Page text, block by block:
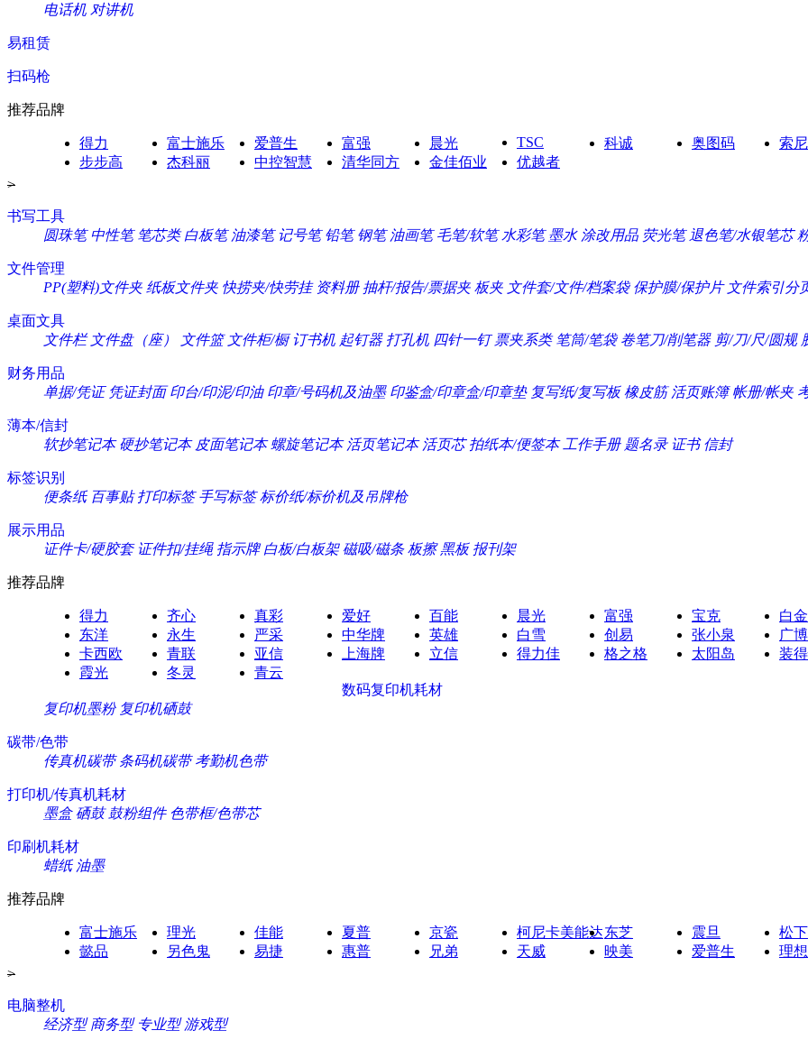
电话机 对讲机
易租赁
扫码枪
推荐品牌
得力 富士施乐 爱普生 富强 晨光 TSC 科诚 奥图码 索尼
步步高
杰科丽 中控智慧 清华同方 金佳佰业 优越者
>
书写工具
圆珠笔 中性笔 笔芯类 白板笔 油漆笔 记号笔 铅笔 钢笔 油画笔 毛笔/软笔 水彩笔 墨水 涂改用品 荧光笔 退色笔/水银笔芯
文件管理
PP(塑料)文件夹 纸板文件夹 快捞夹/快劳挂 资料册 抽杆/报告/票据夹 板夹 文件套/文件/档案袋 保护膜/保护片 文件索引分
桌面文具
文件栏 文件盘（座） 文件篮 文件柜/橱 订书机 起钉器 打孔机 四针一钉 票夹系类 笔筒/笔袋 卷笔刀/削笔器 剪/刀/尺/圆规
财务用品
单据/凭证 凭证封面 印台/印泥/印油 印章/号码机及油墨 印鉴盒/印章盒/印章垫 复写纸/复写板 橡皮筋 活页账簿 帐册/帐夹
薄本/信封
软抄笔记本 硬抄笔记本 皮面笔记本 螺旋笔记本 活页笔记本 活页芯 拍纸本/便签本 工作手册 题名录 证书 信封
标签识别
便条纸 百事贴 打印标签 手写标签 标价纸/标价机及吊牌枪
展示用品
证件卡/硬胶套 证件扣/挂绳 指示牌 白板/白板架 磁吸/磁条 板擦 黑板 报刊架
推荐品牌
得力 齐心 真彩 爱好 百能 晨光 富强 宝克 白金
东洋
永生 严采 中华牌 英雄 白雪 创易 张小泉 广博
卡西欧
青联 亚信 上海牌 立信 得力佳 格之格 太阳岛 装
霞光
冬灵 青云
数码复印机耗材
复印机墨粉 复印机硒鼓
碳带/色带
传真机碳带 条码机碳带 考勤机色带
打印机/传真机耗材
墨盒 硒鼓 鼓粉组件 色带框/色带芯
印刷机耗材
蜡纸 油墨
推荐品牌
富士施乐 理光 佳能 夏普 京瓷 柯尼卡美能达东芝 震旦 松下
懿品
另色鬼 易捷 惠普 兄弟 天威 映美 爱普生 理想
>
电脑整机
经济型 商务型 专业型 游戏型